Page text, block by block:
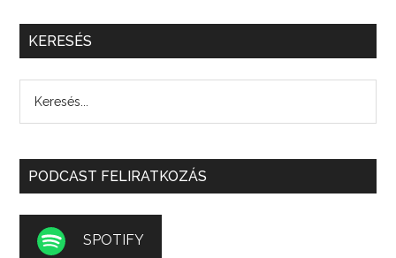
KERESÉS
PODCAST FELIRATKOZÁS
SPOTIFY